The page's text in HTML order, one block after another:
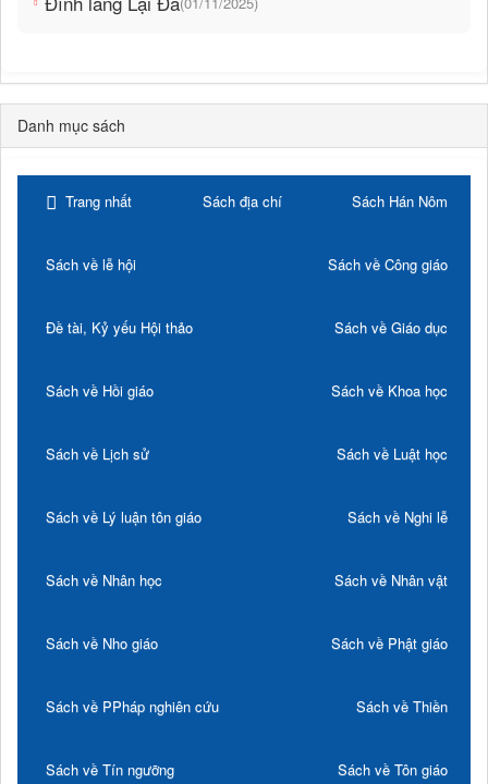
Danh mục sách
Trang nhất Sách địa chí Sách Hán Nôm
Sách về lễ hội Sách về Công giáo
Đề tài, Kỷ yếu Hội thảo Sách về Giáo dục
Sách về Hồi giáo Sách về Khoa học
Sách về Lịch sử Sách về Luật học
Sách về Lý luận tôn giáo Sách về Nghi lễ
Sách về Nhân học Sách về Nhân vật
Sách về Nho giáo Sách về Phật giáo
Sách về PPháp nghiên cứu Sách về Thiền
Sách về Tín ngưỡng Sách về Tôn giáo